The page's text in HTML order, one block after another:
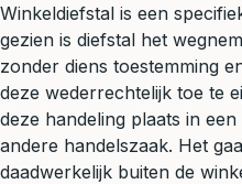
Winkeldiefstal is een
gezien is diefstal het
zonder diens toestemming
deze wederrechtelijk toe te
deze handeling plaats in
andere handelszaak. Het
daadwerkelijk buiten de